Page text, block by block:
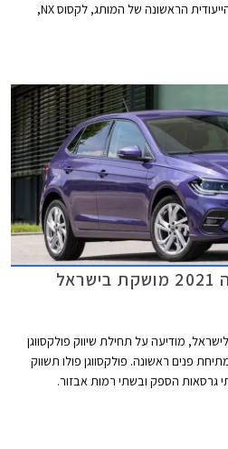
עליה, רנו מגאן E-Tech החשמלית הייעודית הראשונה של המותג, לקסוס NX,
מודיעה על תחילת שיווק פולקסווגן
שעברה מתיחת פנים ראשונה. פולקסווגן פולו תשווק
גרסאות הספק ובשתי רמות אבזור.